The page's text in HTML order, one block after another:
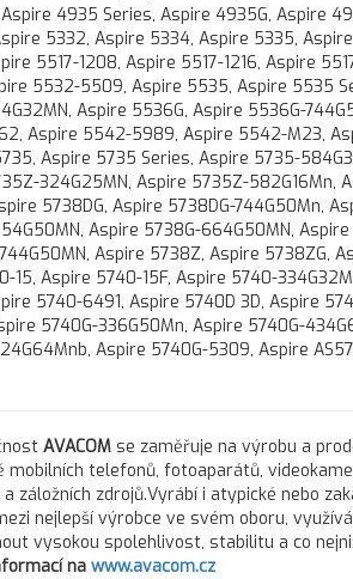
4935 Series, Aspire 4935G, Aspire
5332, Aspire 5334, Aspire 5335,
5517-1208, Aspire 5517-1216, Aspire
5532-5509, Aspire 5535, Aspire 5535
Aspire 5536G, Aspire 5536G-
Aspire 5542-5989, Aspire 5542-M23,
Aspire 5735 Series, Aspire 5735-
324G25MN, Aspire 5735Z-582G16Mn,
5738DG, Aspire 5738DG-744G50Mn,
Aspire 5738G-664G50MN,
Aspire 5738Z, Aspire 5738ZG,
15, Aspire 5740-15F, Aspire 5740-
5740-6491, Aspire 5740D 3D, Aspire
5740G-336G50Mn, Aspire 5740G-
Aspire 5740G-5309, Aspire
AVACOM se zaměřuje na výrobu a
mobilních telefonů, fotoaparátů,
a záložních zdrojů.Vyrábí i atypické nebo
nejlepší výrobce ve svém oboru,
vysokou spolehlivost, stabilitu a co
na www.avacom.cz